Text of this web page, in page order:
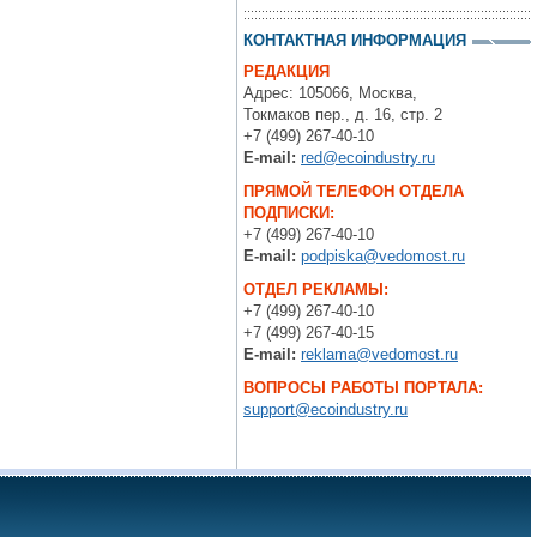
КОНТАКТНАЯ ИНФОРМАЦИЯ
РЕДАКЦИЯ
Адрес: 105066, Москва,
Токмаков пер., д. 16, стр. 2
+7 (499) 267-40-10
E-mail: red@ecoindustry.ru
ПРЯМОЙ ТЕЛЕФОН ОТДЕЛА
ПОДПИСКИ:
+7 (499) 267-40-10
E-mail: podpiska@vedomost.ru
ОТДЕЛ РЕКЛАМЫ:
+7 (499) 267-40-10
+7 (499) 267-40-15
E-mail: reklama@vedomost.ru
ВОПРОСЫ РАБОТЫ ПОРТАЛА:
support@ecoindustry.ru